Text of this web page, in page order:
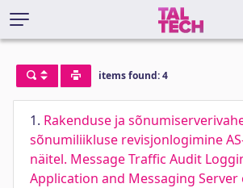
items found: 4
1. Rakenduse ja
sõnumiliikluse revisjonlogimine
näitel. Message Traffic Audit
Application and Messaging Server